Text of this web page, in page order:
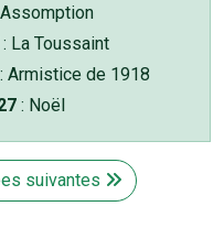
: La Toussaint
: Armistice de 1918
: Noël
suivantes